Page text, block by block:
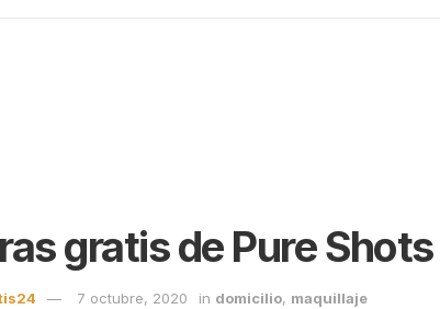
gratis de Pure
7 octubre, 2020 in domicilio, maquillaje